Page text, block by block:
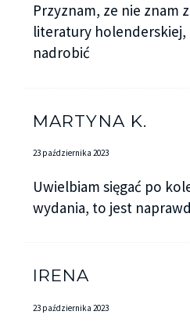
Przyznam, ze nie znam
literatury holenderskiej,
nadrobić
MARTYNA K.
23 października 2023
Uwielbiam sięgać po
wydania, to jest
IRENA
23 października 2023